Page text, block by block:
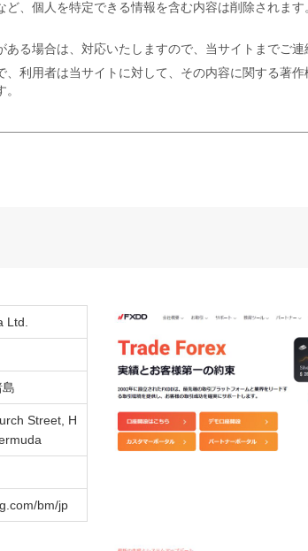
、個人を特定できる情報を含む内容は削除されま
る場合は、対応いたしますので、当サイトまでご連
利用者は当サイトに対して、その内容に関する著
Ltd.
Street, H
bm/jp